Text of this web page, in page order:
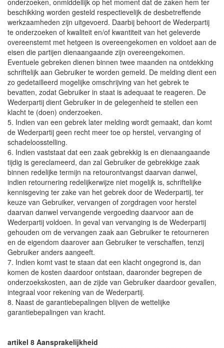
onderzoeken, onmiddellijk op het moment dat de zaken hem ter
beschikking worden gesteld respectievelijk de desbetreffende
werkzaamheden zijn uitgevoerd. Daarbij behoort de Wederpartij
te onderzoeken of kwaliteit en/of kwantiteit van het geleverde
overeenstemt met hetgeen is overeengekomen en voldoet aan de
eisen die partijen dienaangaande zijn overeengekomen.
Eventuele gebreken dienen binnen twee maanden na ontdekking
schriftelijk aan Gebruiker te worden gemeld. De melding dient een
zo gedetailleerd mogelijke omschrijving van het gebrek te
bevatten, zodat Gebruiker in staat is adequaat te reageren. De
Wederpartij dient Gebruiker in de gelegenheid te stellen een
klacht te (doen) onderzoeken.
5. Indien van een gebrek later melding wordt gemaakt, dan komt
de Wederpartij geen recht meer toe op herstel, vervanging of
schadeloosstelling.
6. Indien vaststaat dat een zaak gebrekkig is en dienaangaande
tijdig is gereclameerd, dan zal Gebruiker de gebrekkige zaak
binnen redelijke termijn na retourontvangst daarvan danwel,
indien retournering redelijkerwijze niet mogelijk is, schriftelijke
kennisgeving ter zake van het gebrek door de Wederpartij, ter
keuze van Gebruiker, vervangen of zorgdragen voor herstel
daarvan danwel vervangende vergoeding daarvoor aan de
Wederpartij voldoen. In geval van vervanging is de Wederpartij
gehouden om de vervangen zaak aan Gebruiker te retourneren
en de eigendom daarover aan Gebruiker te verschaffen, tenzij
Gebruiker anders aangeeft.
7. Indien komt vast te staan dat een klacht ongegrond is, dan
komen de kosten daardoor ontstaan, daaronder begrepen de
onderzoekskosten, aan de zijde van Gebruiker daardoor gevallen,
integraal voor rekening van de Wederpartij.
8. Naast de garantiebepalingen blijven de wettelijke
garantiebepalingen van kracht.
artikel 8 Aansprakelijkheid